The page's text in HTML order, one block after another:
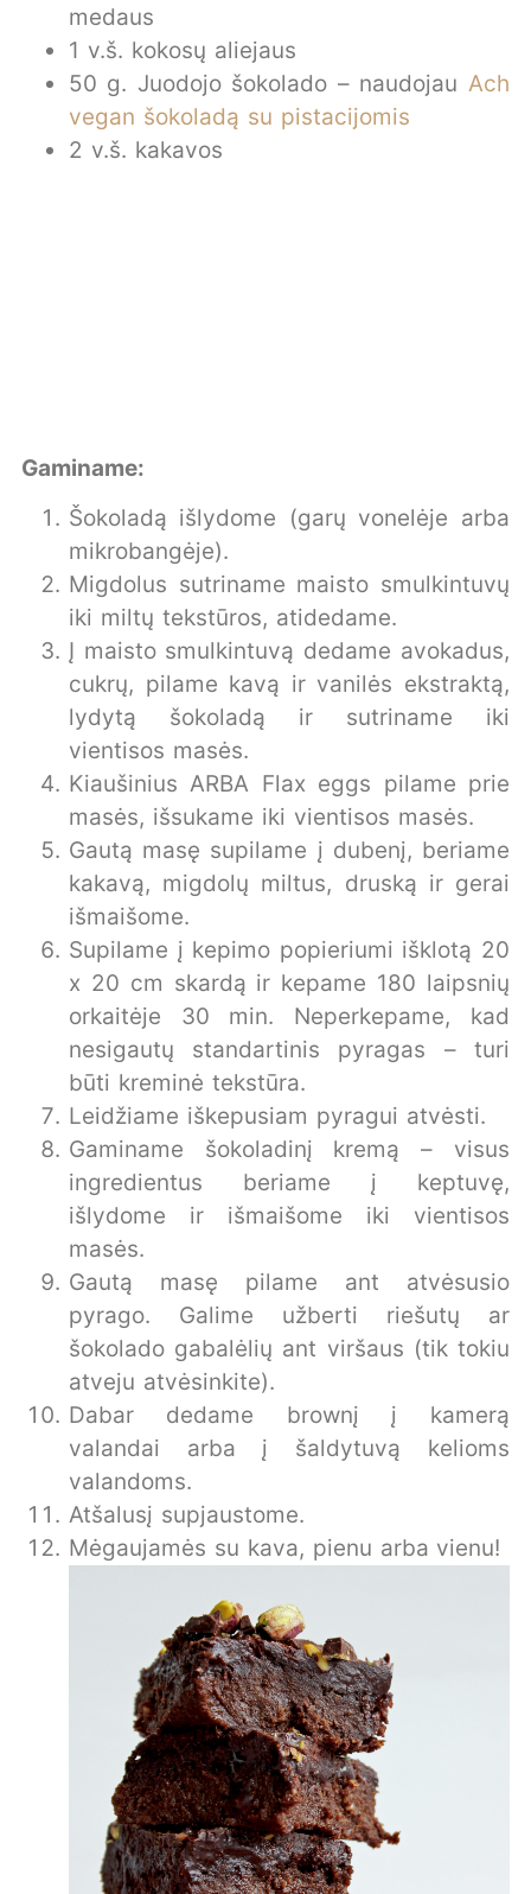
medaus
1 v.š. kokosų aliejaus
50 g. Juodojo šokolado – naudojau Ach
vegan šokoladą su pistacijomis
2 v.š. kakavos
Gaminame:
Šokoladą išlydome (garų vonelėje arba
mikrobangėje).
Migdolus sutriname maisto smulkintuvų
iki miltų tekstūros, atidedame.
Į maisto smulkintuvą dedame avokadus,
cukrų, pilame kavą ir vanilės ekstraktą,
lydytą šokoladą ir sutriname iki
vientisos masės.
Kiaušinius ARBA Flax eggs pilame prie
masės, išsukame iki vientisos masės.
Gautą masę supilame į dubenį, beriame
kakavą, migdolų miltus, druską ir gerai
išmaišome.
Supilame į kepimo popieriumi išklotą 20
x 20 cm skardą ir kepame 180 laipsnių
orkaitėje 30 min. Neperkepame, kad
nesigautų standartinis pyragas – turi
būti kreminė tekstūra.
Leidžiame iškepusiam pyragui atvėsti.
Gaminame šokoladinį kremą – visus
ingredientus beriame į keptuvę,
išlydome ir išmaišome iki vientisos
masės.
Gautą masę pilame ant atvėsusio
pyrago. Galime užberti riešutų ar
šokolado gabalėlių ant viršaus (tik tokiu
atveju atvėsinkite).
Dabar dedame brownį į kamerą
valandai arba į šaldytuvą kelioms
valandoms.
Atšalusį supjaustome.
Mėgaujamės su kava, pienu arba vienu!